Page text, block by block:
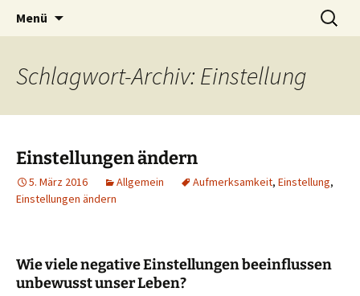
Lebensfreude-Akademie
Lerne deinen stressigen Alltag mit mehr
Freude und Gelassenheit erfolgreich meistern
und genießen zu können.
Menü
Suchen
nach:
Schlagwort-Archiv: Einstellung
Einstellungen ändern
5. März 2016 Allgemein Aufmerksamkeit, Einstellung,
Einstellungen ändern
Wie viele negative Einstellungen beeinflussen
unbewusst unser Leben?